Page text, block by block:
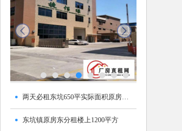
next
两天必租东坑650平实际面积原房东厂房精装修工业用地
东坑镇原房东分租楼上1200平方